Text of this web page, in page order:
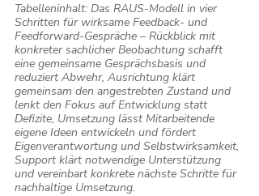
Tabelleninhalt: Das RAUS-Modell in vier
Schritten für wirksame Feedback- und
Feedforward-Gespräche – Rückblick mit
konkreter sachlicher Beobachtung schafft
eine gemeinsame Gesprächsbasis und
reduziert Abwehr, Ausrichtung klärt
gemeinsam den angestrebten Zustand und
lenkt den Fokus auf Entwicklung statt
Defizite, Umsetzung lässt Mitarbeitende
eigene Ideen entwickeln und fördert
Eigenverantwortung und Selbstwirksamkeit,
Support klärt notwendige Unterstützung
und vereinbart konkrete nächste Schritte für
nachhaltige Umsetzung.